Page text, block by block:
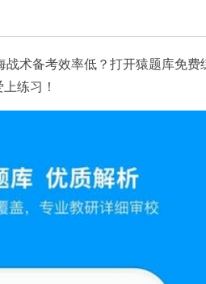
战术备考效率低？打开猿题库免
练习！